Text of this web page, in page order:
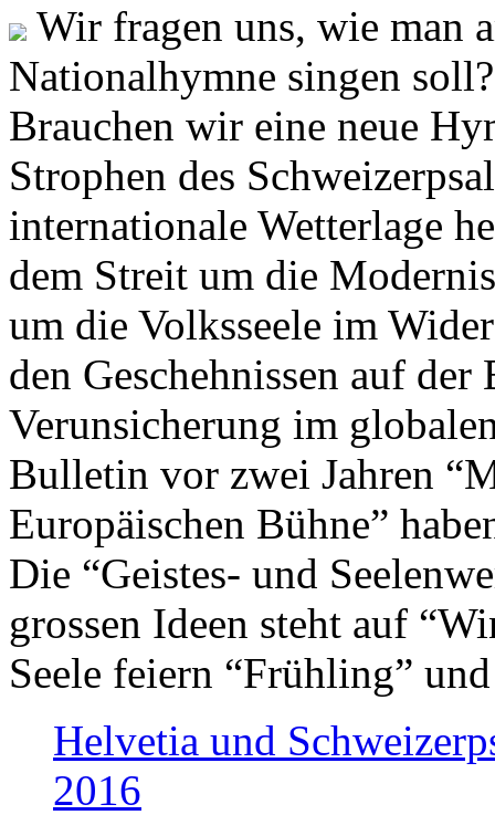
Wir fragen uns, wie man
Nationalhymne singen
Brauchen wir eine neue
Strophen des
internationale Wetterlage
dem Streit um die
um die Volksseele im
den Geschehnissen auf
Verunsicherung im
Bulletin vor zwei Jahren
Europäischen Bühne”
Die “Geistes- und
grossen Ideen steht auf
Seele feiern “Frühling”
Helvetia und
2016